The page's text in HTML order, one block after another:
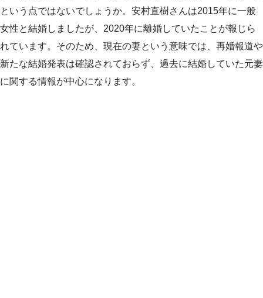
という点ではないでしょうか。安村直樹さんは2015年に一般
女性と結婚しましたが、2020年に離婚していたことが報じら
れています。そのため、現在の妻という意味では、再婚報道や
新たな結婚発表は確認されておらず、過去に結婚していた元妻
に関する情報が中心になります。